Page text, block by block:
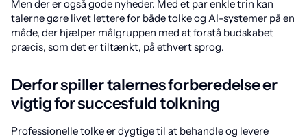
Men der er også gode nyheder. Med et par enkle trin kan
talerne gøre livet lettere for både tolke og AI-systemer på en
måde, der hjælper målgruppen med at forstå budskabet
præcis, som det er tiltænkt, på ethvert sprog.
Derfor spiller talernes forberedelse er
vigtig for succesfuld tolkning
Professionelle tolke er dygtige til at behandle og levere